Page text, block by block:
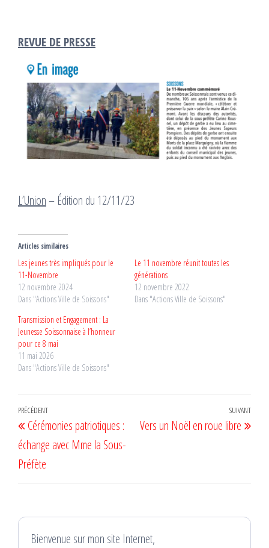
REVUE DE PRESSE
L’Union– Édition du 12/11/23
Articles similaires
Les jeunes très impliqués pour le
11-Novembre
12 novembre 2024
Dans "Actions Ville de Soissons"
Le 11 novembre réunit toutes les
générations
12 novembre 2022
Dans "Actions Ville de Soissons"
Transmission et Engagement : La
Jeunesse Soissonnaise à l’honneur
pour ce 8 mai
11 mai 2026
Dans "Actions Ville de Soissons"
Navigation
de
l’article
Article
précédent
PRÉCÉDENT
Cérémonies patriotiques :
échange avec Mme la Sous-
Préfète
SUIVANT
Vers un Noël en roue libre
Bienvenue sur mon site Internet,